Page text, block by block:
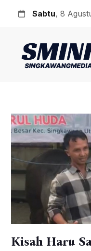
Sabtu, 8
Kisah Haru